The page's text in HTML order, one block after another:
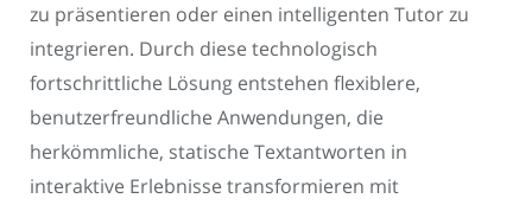
zu präsentieren oder einen intelligenten Tutor zu
integrieren. Durch diese technologisch
fortschrittliche Lösung entstehen flexiblere,
benutzerfreundliche Anwendungen, die
herkömmliche, statische Textantworten in
interaktive Erlebnisse transformieren mit